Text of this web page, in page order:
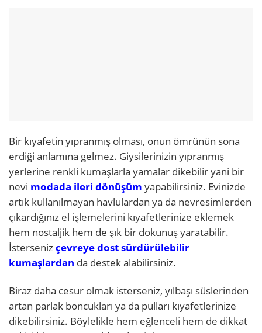
Bir kıyafetin yıpranmış olması, onun ömrünün sona
erdiği anlamına gelmez. Giysilerinizin yıpranmış
yerlerine renkli kumaşlarla yamalar dikebilir yani bir
nevi modada ileri dönüşüm yapabilirsiniz. Evinizde
artık kullanılmayan havlulardan ya da nevresimlerden
çıkardığınız el işlemelerini kıyafetlerinize eklemek
hem nostaljik hem de şık bir dokunuş yaratabilir.
İstersenizçevreye dost sürdürülebilir
kumaşlardan da destek alabilirsiniz.
Biraz daha cesur olmak isterseniz, yılbaşı süslerinden
artan parlak boncukları ya da pulları kıyafetlerinize
dikebilirsiniz. Böylelikle hem eğlenceli hem de dikkat